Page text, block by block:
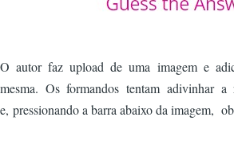
O autor faz upload de uma imagem e
mesma. Os formandos tentam adivinhar a
e, pressionando a barra abaixo da imagem,